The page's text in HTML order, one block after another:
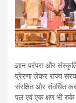
ज्ञान परंपरा और
प्रेरणा लेकर राज्य
संरक्षित और संवर्धित
पल एवं एक क्षण भी रुके